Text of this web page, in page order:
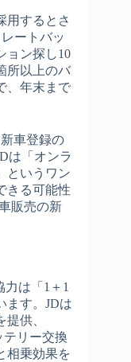
用するとさ
ートバッ
ョン探し10
所以上のバ
、年末まで
車登録の
は「オンラ
というワン
きる可能性
販売の新
は「1＋1
ます。JDは
供、
リー交換
相乗効果を